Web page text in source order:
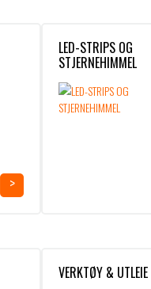
LED-STRIPS OG
STJERNEHIMMEL
VERKTØY & UTLEIE